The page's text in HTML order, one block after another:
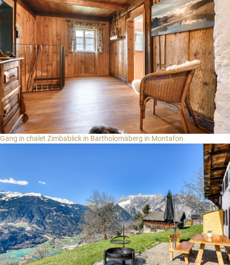
Gang in chalet Zimbablick in Bartholomäberg in Montafon.